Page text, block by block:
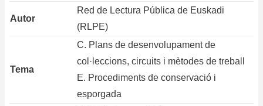
Autor
Red de Lectura Pública de Euskadi
(RLPE)
Tema
C. Plans de desenvolupament de
col·leccions, circuits i mètodes de treball
E. Procediments de conservació i
esporgada